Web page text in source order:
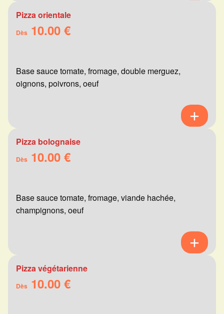
Pizza orientale
Dès 10.00 €
Base sauce tomate, fromage, double merguez,
oignons, poivrons, oeuf
Pizza bolognaise
Dès 10.00 €
Base sauce tomate, fromage, viande hachée,
champignons, oeuf
Pizza végétarienne
Dès 10.00 €